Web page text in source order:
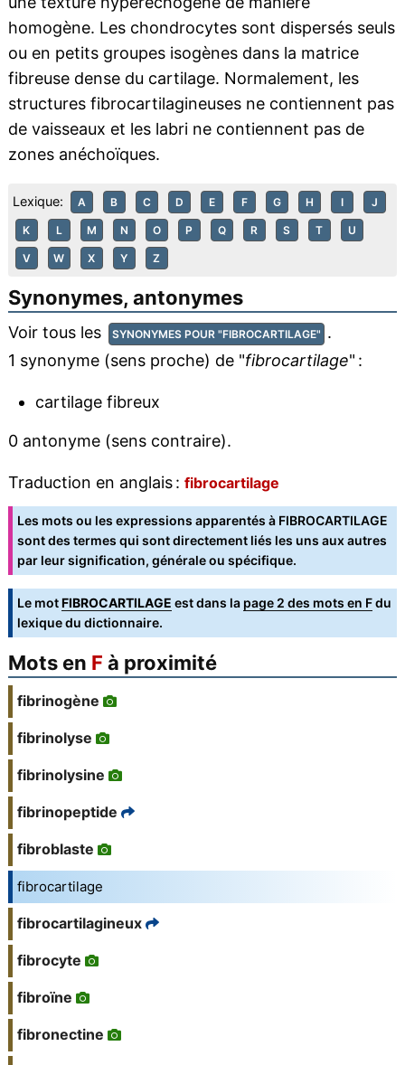
homogène. Les chondrocytes sont dispersés seuls
ou en petits groupes isogènes dans la matrice
fibreuse dense du cartilage. Normalement, les
structures fibrocartilagineuses ne contiennent pas
de vaisseaux et les labri ne contiennent pas de
zones anéchoïques.
Lexique: A B C D E F G H I J
K L M N O P Q R S T U
V W X Y Z
Synonymes, antonymes
Voir tous les SYNONYMES POUR "FIBROCARTILAGE" .
1 synonyme (sens proche) de "fibrocartilage" :
cartilage fibreux
0 antonyme (sens contraire).
Traduction en anglais : fibrocartilage
Les mots ou les expressions apparentés à FIBROCARTILAGE
sont des termes qui sont directement liés les uns aux autres
par leur signification, générale ou spécifique.
Le motFIBROCARTILAGE est dans la page 2 des mots en Fdu
lexique du dictionnaire.
Mots en F à proximité
fibrinogène
fibrinolyse
fibrinolysine
fibrinopeptide
fibroblaste
fibrocartilage
fibrocartilagineux
fibrocyte
fibroïne
fibronectine